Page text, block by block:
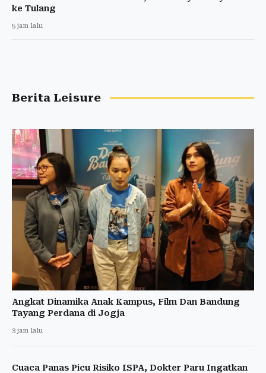
ke Tulang
5 jam lalu
Berita Leisure
Angkat Dinamika Anak Kampus, Film Dan Bandung
Tayang Perdana di Jogja
3 jam lalu
Cuaca Panas Picu Risiko ISPA, Dokter Paru Ingatkan